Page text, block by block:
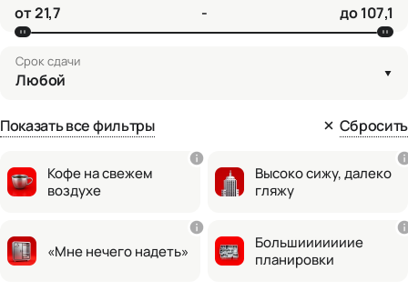
от - до
Срок сдачи
Любой
Показать все фильтры Сбросить
Кофе на свежем
воздухе
Высоко сижу, далеко
гляжу
«Мне нечего надеть»
Большииииииие
планировки